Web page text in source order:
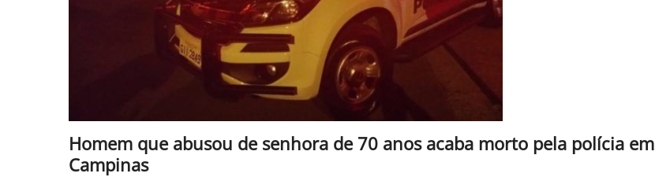
Homem que abusou de senhora de 70 anos acaba morto pela polícia em
Campinas